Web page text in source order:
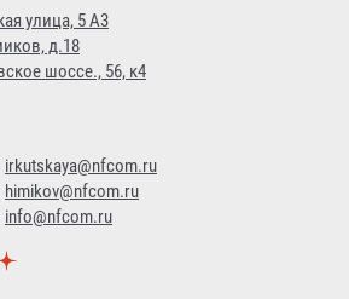
улица, 5 А3
д.18
шоссе., 56, к4
irkutskaya@nfcom.ru
himikov@nfcom.ru
info@nfcom.ru